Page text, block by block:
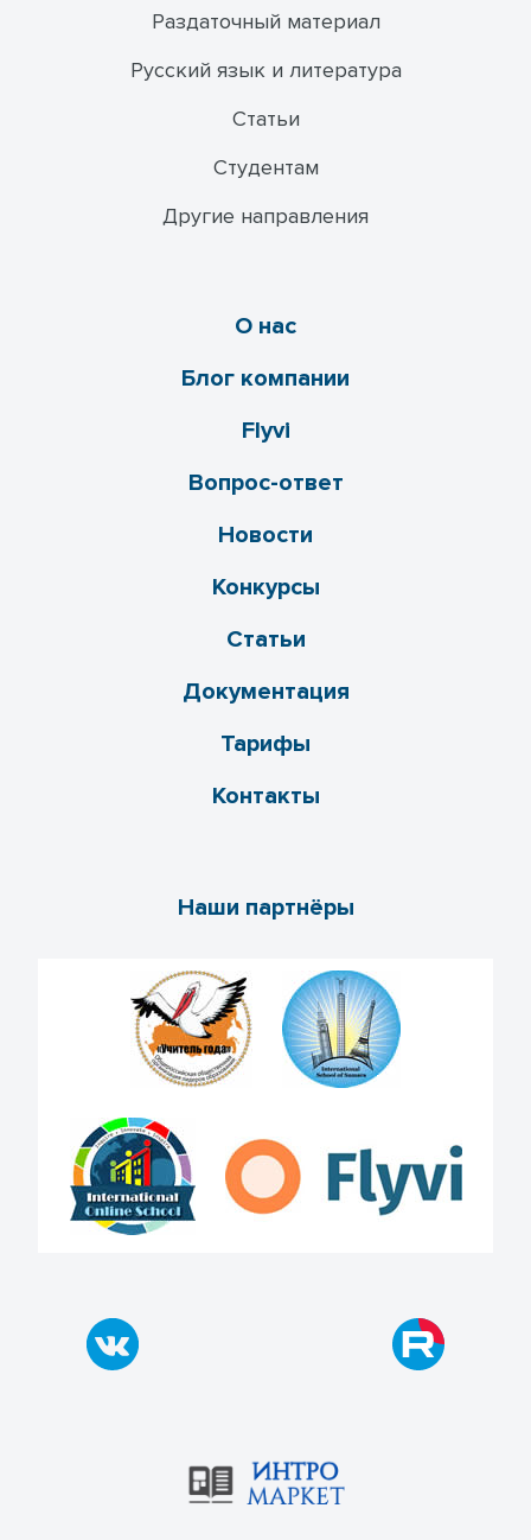
Раздаточный материал
Русский язык и литература
Статьи
Студентам
Другие направления
О нас
Блог компании
Flyvi
Вопрос-ответ
Новости
Конкурсы
Статьи
Документация
Тарифы
Контакты
Наши партнёры